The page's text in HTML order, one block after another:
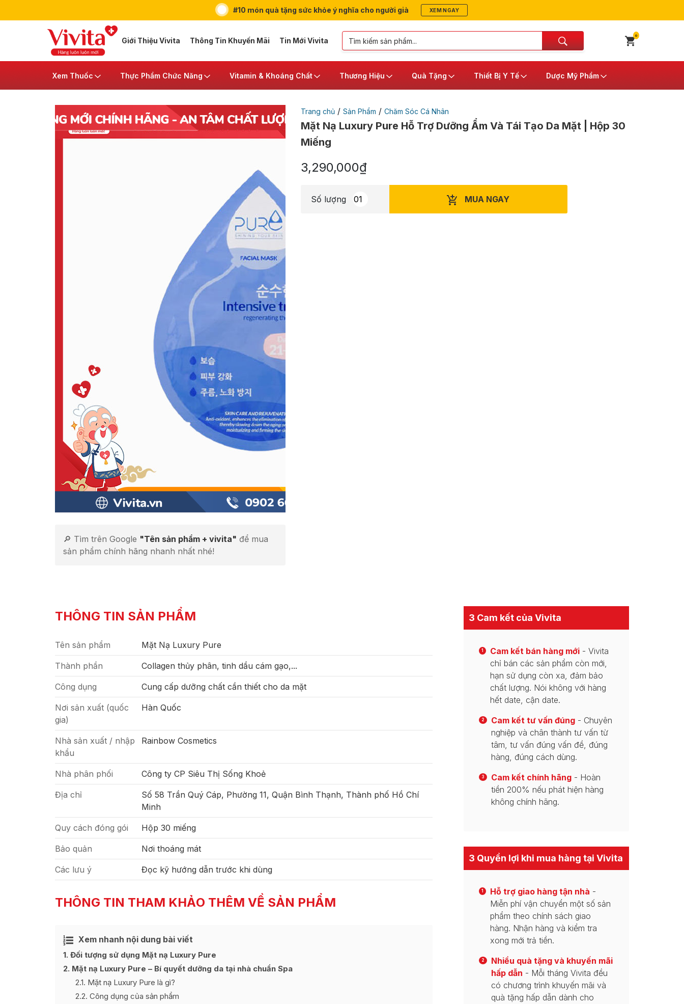
#10 món quà tặng sức khỏe ý nghĩa cho người già XEM NGAY
Giới Thiệu Vivita Thông Tin Khuyến Mãi Tin Mới Vivita
0
Xem Thuốc Thực Phẩm Chức Năng Vitamin & Khoáng Chất Thương Hiệu Quà Tặng Thiết Bị Y Tế Dược Mỹ Phẩm
🔎 Tìm trên Google "Tên sản phẩm + vivita" để mua
sản phẩm chính hãng nhanh nhất nhé!
Trang chủ/ Sản Phẩm / Chăm Sóc Cá Nhân
Mặt Nạ Luxury Pure Hỗ Trợ Dưỡng Ẩm Và Tái Tạo Da Mặt | Hộp 30
Miếng
3,290,000₫
Số lượng MUA NGAY
THÔNG TIN SẢN PHẨM
Tên sản phẩm Mặt Nạ Luxury Pure
Thành phần Collagen thủy phân, tinh dầu cám gạo,...
Công dụng Cung cấp dưỡng chất cần thiết cho da mặt
Nơi sản xuất (quốc
gia)
Hàn Quốc
Nhà sản xuất / nhập
khẩu
Rainbow Cosmetics
Nhà phân phối Công ty CP Siêu Thị Sống Khoẻ
Địa chỉ
Số 58 Trần Quý Cáp, Phường 11, Quận Bình Thạnh, Thành phố Hồ Chí
Minh
Quy cách đóng gói Hộp 30 miếng
Bảo quản Nơi thoáng mát
Các lưu ý Đọc kỹ hướng dẫn trước khi dùng
THÔNG TIN THAM KHẢO THÊM VỀ SẢN PHẨM
Xem nhanh nội dung bài viết
1 Đối tượng sử dụng Mặt nạ Luxury Pure
2 Mặt nạ Luxury Pure – Bí quyết dưỡng da tại nhà chuẩn Spa
2.1 Mặt nạ Luxury Pure là gì?
2.2 Công dụng của sản phẩm
3 Cam kết của Vivita
1 Cam kết bán hàng mới - Vivita
chỉ bán các sản phẩm còn mới,
hạn sử dụng còn xa, đảm bảo
chất lượng. Nói không với hàng
hết date, cận date.
2 Cam kết tư vấn đúng - Chuyên
nghiệp và chân thành tư vấn từ
tâm, tư vấn đúng vấn đề, đúng
hàng, đúng cách dùng.
3 Cam kết chính hãng - Hoàn
tiền 200% nếu phát hiện hàng
không chính hãng.
3 Quyền lợi khi mua hàng tại Vivita
1 Hỗ trợ giao hàng tận nhà -
Miễn phí vận chuyển một số sản
phẩm theo chính sách giao
hàng. Nhận hàng và kiểm tra
xong mới trả tiền.
2
Nhiều quà tặng và khuyến mãi
hấp dẫn - Mỗi tháng Vivita đều
có chương trình khuyến mãi và
quà tặng hấp dẫn dành cho